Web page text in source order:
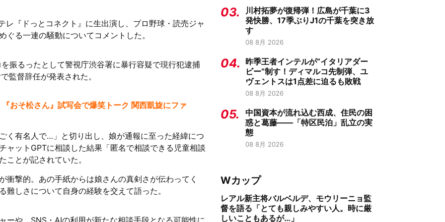
『ドっとコネクト』に生出演し、プロ野球・読売ジャ
る一連の騒動についてコメントした。
振るったとして警視庁渋谷署に暴行容疑で現行犯逮捕
監督辞任が発表された。
おそ松さん』試写会で爆笑トーク 関西凱旋にファ
く有名人で…」と切り出し、娘が通報に至った経緯につ
ャットGPTに相談した結果「匿名で相談できる児童相談
ことが記されていた。
衝撃的。あの手紙からは娘さんの真剣さが伝わってく
しさについて自身の経験を交えて語った。
ーや、SNS・AIの利用が新たな相談手段となる可能性に
03.
川村拓夢が復帰弾！広島が千葉に3
発快勝、17季ぶりJ1の千葉を突き放
す
08 8月 2026
04.
昨季王者インテルが“イタリアダー
ビー”制す！ディマルコ先制弾、ユ
ヴェントスは1点差に迫るも敗戦
08 8月 2026
05.
中国資本が流れ込む西成、住民の困
惑と葛藤——「特区民泊」乱立の実
態
08 8月 2026
Wカップ
レアル新主将バルベルデ、モウリーニョ監
督を語る「とても親しみやすい人。時に厳
しいこともあるが…」